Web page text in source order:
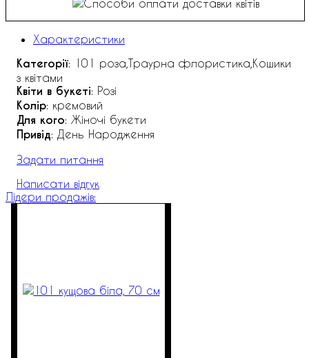
Характеристики
Категорії: 101 роза,Траурна флористика,Кошики
з квітами
Квіти в букеті: Розі
Колір: кремовий
Для кого: Жіночі букети
Привід: День Народження
Задати питання
Написати відгук
Лідери продажів: